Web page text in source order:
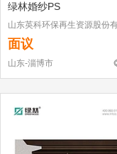
绿林婚纱PS
山东英科环保再生资源股份
公司
面议
山东-淄博市